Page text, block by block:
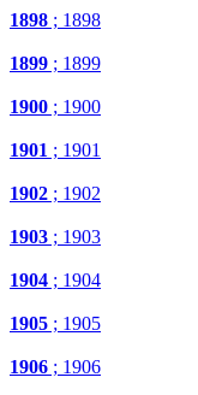
1898 ; 1898
1899 ; 1899
1900 ; 1900
1901 ; 1901
1902 ; 1902
1903 ; 1903
1904 ; 1904
1905 ; 1905
1906 ; 1906